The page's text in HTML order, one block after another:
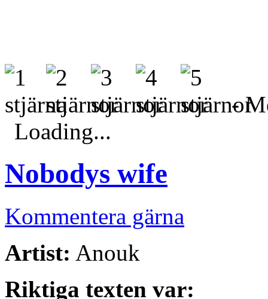
-
Loading...
Nobodys wife
Kommentera gärna
Artist: Anouk
Riktiga texten var: